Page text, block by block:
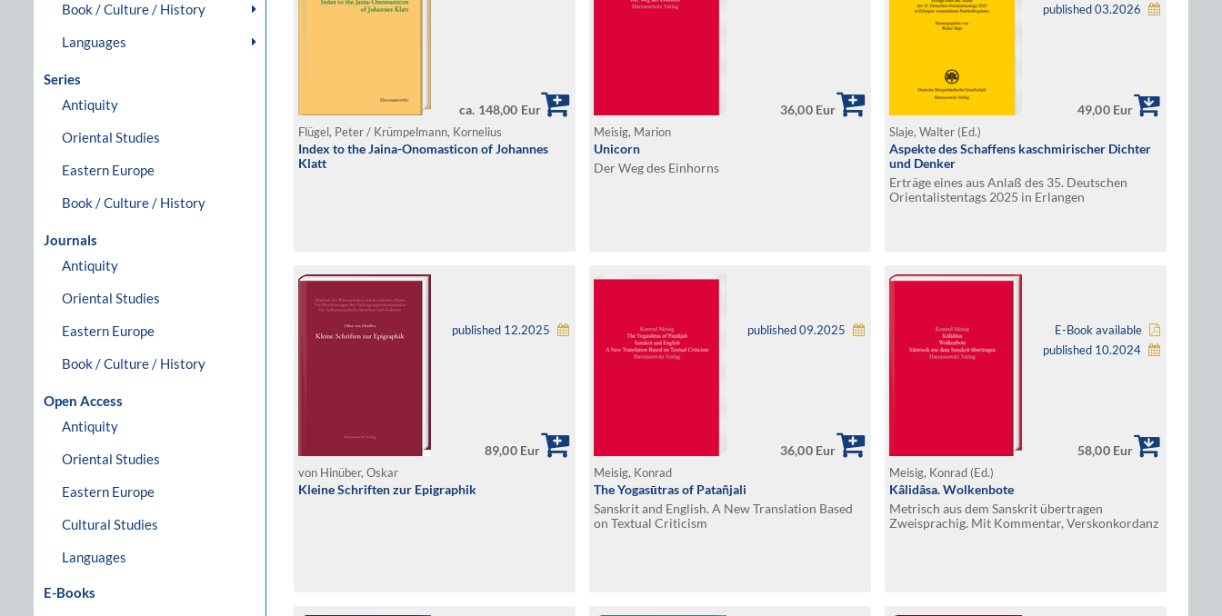
Book / Culture / History
Languages
Series
Antiquity
Oriental Studies
Eastern Europe
Book / Culture / History
Journals
Antiquity
Oriental Studies
Eastern Europe
Book / Culture / History
Open Access
Antiquity
Oriental Studies
Eastern Europe
Cultural Studies
Languages
E-Books
ca. 148,00 Eur
Flügel, Peter / Krümpelmann, Kornelius
Index to the Jaina-Onomasticon of Johannes
Klatt
36,00 Eur
Meisig, Marion
Unicorn
Der Weg des Einhorns
published 03.2026
49,00 Eur
Slaje, Walter (Ed.)
Aspekte des Schaffens kaschmirischer Dichter
und Denker
Erträge eines aus Anlaß des 35. Deutschen
Orientalistentags 2025 in Erlangen
published 12.2025
89,00 Eur
von Hinüber, Oskar
Kleine Schriften zur Epigraphik
published 09.2025
36,00 Eur
Meisig, Konrad
The Yogasūtras of Patañjali
Sanskrit and English. A New Translation Based
on Textual Criticism
E-Book available
published 10.2024
58,00 Eur
Meisig, Konrad (Ed.)
Kâlidâsa. Wolkenbote
Metrisch aus dem Sanskrit übertragen
Zweisprachig. Mit Kommentar, Verskonkordanz